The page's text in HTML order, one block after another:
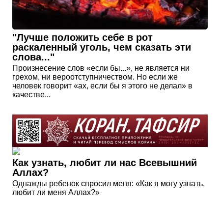
"Лучше положить себе в рот
раскаленный уголь, чем сказать эти
слова..."
Произнесение слов «если бы...», не является ни
грехом, ни вероотступничеством. Но если же
человек говорит «ах, если бы я этого не делал» в
качестве...
Как узнать, любит ли нас Всевышний
Аллах?
Однажды ребенок спросил меня: «Как я могу узнать,
любит ли меня Аллах?»